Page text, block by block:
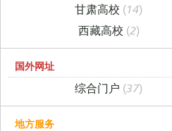
甘肃高校 (14)
西藏高校 (2)
国外网址
综合门户 (37)
地方服务